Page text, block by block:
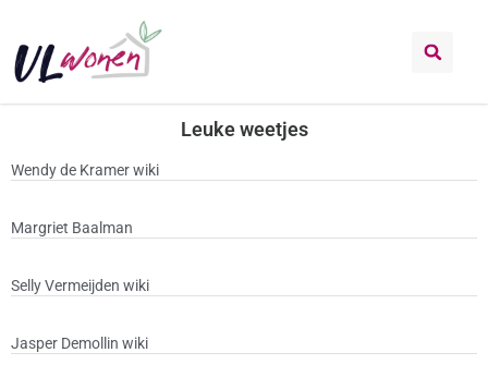
Leuke weetjes
Leuke weetjes
Wendy de Kramer wiki
Margriet Baalman
Selly Vermeijden wiki
Jasper Demollin wiki